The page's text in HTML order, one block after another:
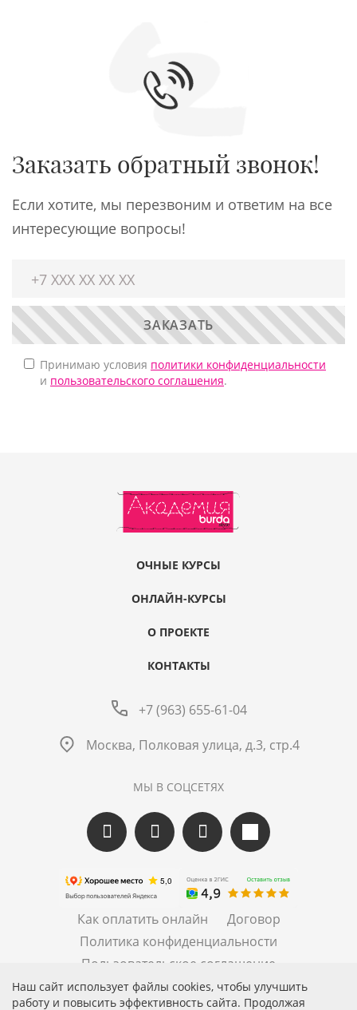
Заказать обратный звонок!
Если хотите, мы перезвоним и ответим на все
интересующие вопросы!
ЗАКАЗАТЬ
Принимаю условия политики конфиденциальности
и пользовательского соглашения.
ОЧНЫЕ КУРСЫ
ОНЛАЙН-КУРСЫ
О ПРОЕКТЕ
КОНТАКТЫ
+7 (963) 655-61-04
Москва, Полковая улица, д.3, стр.4
МЫ В СОЦСЕТЯХ
Как оплатить онлайн
Договор
Политика конфиденциальности
Пользовательское соглашение
Правила рассылок
Наш сайт использует файлы cookies, чтобы улучшить
работу и повысить эффективность сайта. Продолжая